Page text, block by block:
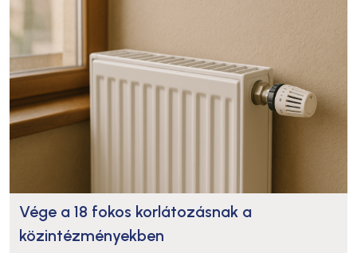
Vége a 18 fokos korlátozásnak a
közintézményekben